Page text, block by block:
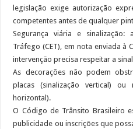
legislação exige autorização
competentes antes de qualquer
Segurança viária e sinalização:
Tráfego (CET), em nota enviada à
intervenção precisa respeitar a
As decorações não podem
placas (sinalização vertical) ou
horizontal).
O Código de Trânsito Brasileiro
publicidade ou inscrições que